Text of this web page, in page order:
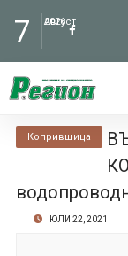
7 Август
2026
Копривщица
ЮЛИ 22, 2021